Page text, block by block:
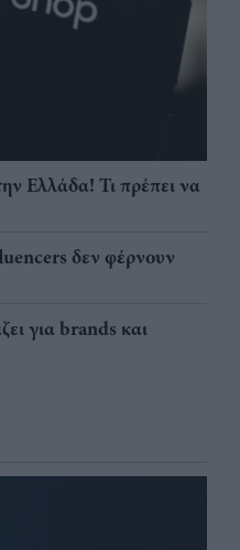
Ελλάδα! Τι πρέπει να
δεν φέρνουν
για brands και